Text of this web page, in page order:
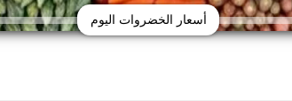
أسعار الخضروات اليوم